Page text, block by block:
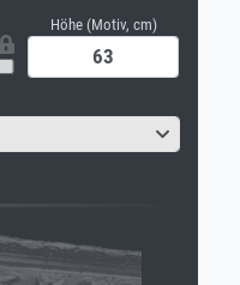
Höhe (Motiv, cm)